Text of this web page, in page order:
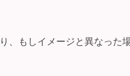
、もしイメージと異なった